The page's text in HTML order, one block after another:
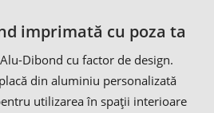
imprimată cu poza ta
Dibond cu factor de design.
din aluminiu personalizată
utilizarea în spații interioare